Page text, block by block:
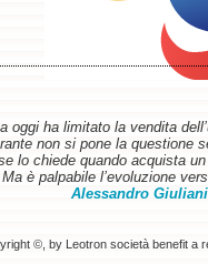
oggi ha limitato la vendita
non si pone la
lo chiede quando acquista
Ma è palpabile l’evoluzione
Alessandro Giuliani
©, by Leotron società benefit a